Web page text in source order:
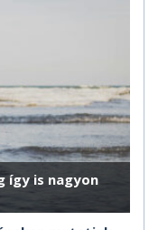
így is nagyon